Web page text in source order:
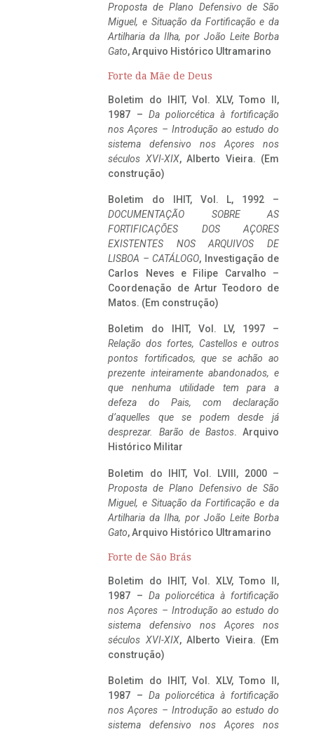
Proposta de Plano Defensivo de São
Miguel, e Situação da Fortificação e da
Artilharia da Ilha, por João Leite Borba
Gato, Arquivo Histórico Ultramarino
Forte da Mãe de Deus
Boletim do IHIT, Vol. XLV, Tomo II,
1987 – Da poliorcética à fortificação
nos Açores – Introdução ao estudo do
sistema defensivo nos Açores nos
séculos XVI-XIX, Alberto Vieira. (Em
construção)
Boletim do IHIT, Vol. L, 1992 –
DOCUMENTAÇÃO SOBRE AS
FORTIFICAÇÕES DOS AÇORES
EXISTENTES NOS ARQUIVOS DE
LISBOA – CATÁLOGO, Investigação de
Carlos Neves e Filipe Carvalho –
Coordenação de Artur Teodoro de
Matos. (Em construção)
Boletim do IHIT, Vol. LV, 1997 –
Relação dos fortes, Castellos e outros
pontos fortificados, que se achão ao
prezente inteiramente abandonados, e
que nenhuma utilidade tem para a
defeza do Pais, com declaração
d’aquelles que se podem desde já
desprezar. Barão de Bastos. Arquivo
Histórico Militar
Boletim do IHIT, Vol. LVIII, 2000 –
Proposta de Plano Defensivo de São
Miguel, e Situação da Fortificação e da
Artilharia da Ilha, por João Leite Borba
Gato, Arquivo Histórico Ultramarino
Forte de São Brás
Boletim do IHIT, Vol. XLV, Tomo II,
1987 – Da poliorcética à fortificação
nos Açores – Introdução ao estudo do
sistema defensivo nos Açores nos
séculos XVI-XIX, Alberto Vieira. (Em
construção)
Boletim do IHIT, Vol. XLV, Tomo II,
1987 – Da poliorcética à fortificação
nos Açores – Introdução ao estudo do
sistema defensivo nos Açores nos